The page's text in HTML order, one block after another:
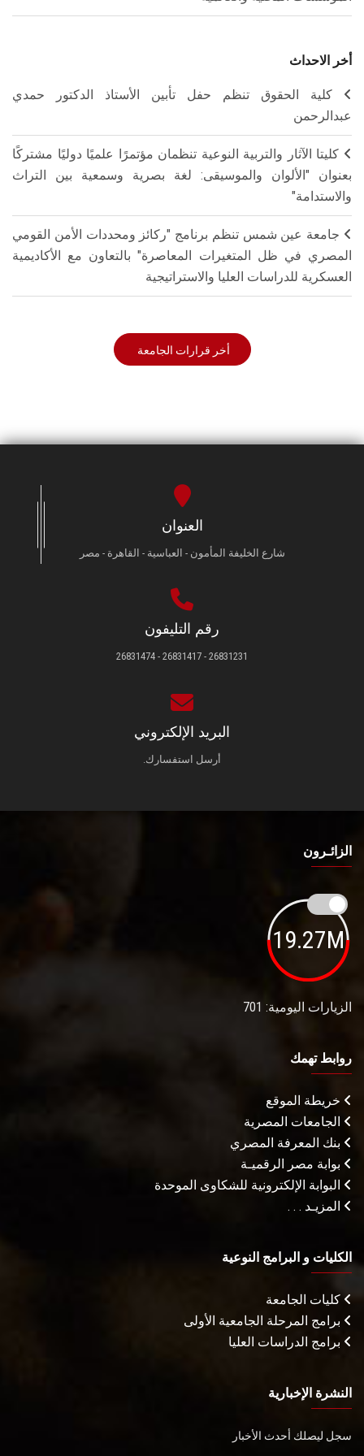
أخر الاحداث
كلية الحقوق تنظم حفل تأبين الأستاذ الدكتور حمدي
عبدالرحمن
كليتا الآثار والتربية النوعية تنظمان مؤتمرًا علميًا دوليًا مشتركًا
بعنوان "الألوان والموسيقى: لغة بصرية وسمعية بين التراث
والاستدامة"
جامعة عين شمس تنظم برنامج "ركائز ومحددات الأمن القومي
المصري في ظل المتغيرات المعاصرة" بالتعاون مع الأكاديمية
العسكرية للدراسات العليا والاستراتيجية
أخر قرارات الجامعة
العنوان
شارع الخليفة المأمون - العباسية - القاهرة - مصر
رقم التليفون
26831231 - 26831417 - 26831474
البريد الإلكتروني
أرسل استفسارك.
الزائـرون
19.27M
الزيارات اليومية: 701
روابط تهمك
خريطة الموقع
الجامعات المصرية
بنك المعرفة المصري
بوابة مصر الرقميـة
البوابة الإلكترونية للشكاوى الموحدة
المزيـد . . .
الكليات و البرامج النوعية
كليات الجامعة
برامج المرحلة الجامعية الأولى
برامج الدراسات العليا
النشرة الإخبارية
سجل ليصلك أحدث الأخبار